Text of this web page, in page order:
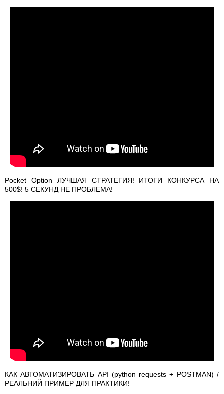
Pocket Option ЛУЧШАЯ СТРАТЕГИЯ! ИТОГИ КОНКУРСА НА
500$! 5 СЕКУНД НЕ ПРОБЛЕМА!
КАК АВТОМАТИЗИРОВАТЬ API (python requests + POSTMAN) /
РЕАЛЬНИЙ ПРИМЕР ДЛЯ ПРАКТИКИ!